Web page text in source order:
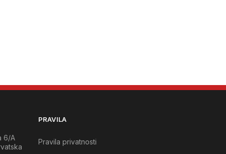
6/A
PRAVILA
Pravila privatnosti